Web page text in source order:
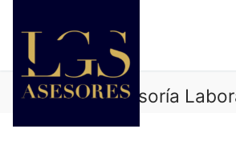
Categoría:Asesoría